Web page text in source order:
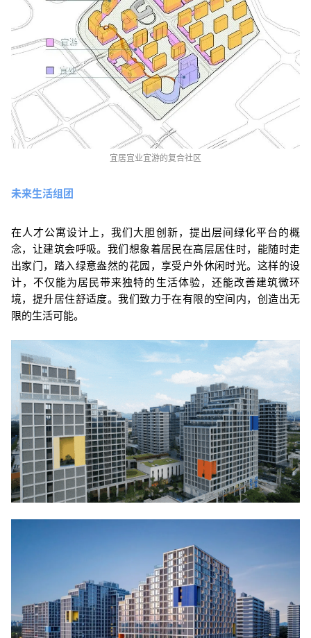
宜居宜业宜游的复合社区
未来生活组团
在人才公寓设计上，我们大胆创新，提出层间绿化平台的概
念，让建筑会呼吸。我们想象着居民在高层居住时，能随时走
出家门，踏入绿意盎然的花园，享受户外休闲时光。这样的设
计，不仅能为居民带来独特的生活体验，还能改善建筑微环
境，提升居住舒适度。我们致力于在有限的空间内，创造出无
限的生活可能。